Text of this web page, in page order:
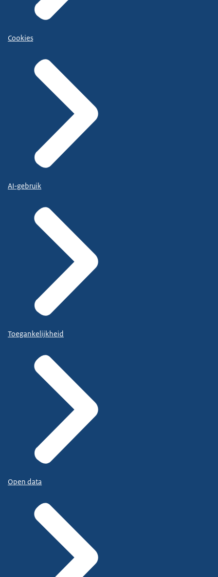
Cookies
AI-gebruik
Toegankelijkheid
Open data